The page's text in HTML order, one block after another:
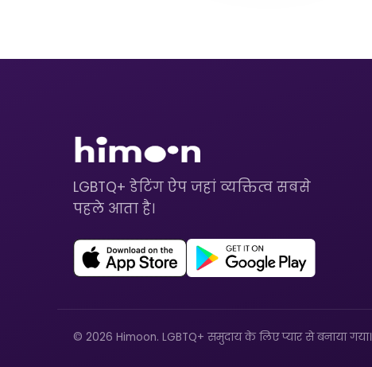
LGBTQ+ डेटिंग ऐप जहां व्यक्तित्व सबसे
पहले आता है।
© 2026 Himoon. LGBTQ+ समुदाय के लिए प्यार से बनाया गया।